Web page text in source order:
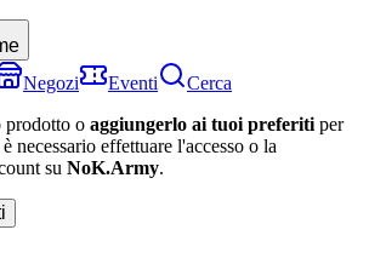
Negozi Eventi
Cerca
prodotto o aggiungerlo ai tuoi preferiti per
necessario effettuare l'accesso o la
su NoK.Army.